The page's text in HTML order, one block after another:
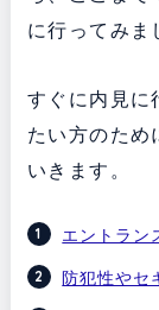
に行ってみま
すぐに内見に
たい方のため
いきます。
エントラン
防犯性やセ